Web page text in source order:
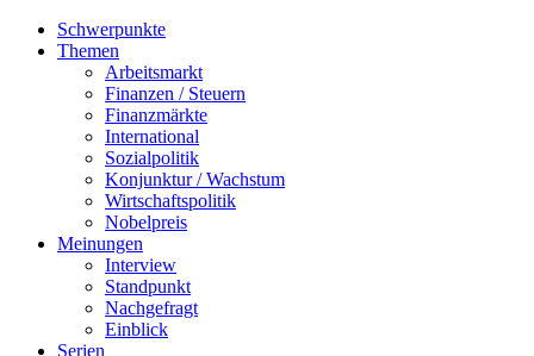
Schwerpunkte
Themen
Arbeitsmarkt
Finanzen / Steuern
Finanzmärkte
International
Sozialpolitik
Konjunktur / Wachstum
Wirtschaftspolitik
Nobelpreis
Meinungen
Interview
Standpunkt
Nachgefragt
Einblick
Serien